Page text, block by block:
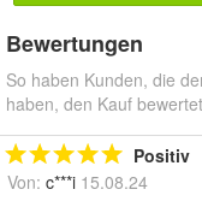
Bewertungen
So haben Kunden, die
haben, den Kauf
Positiv
Von: c***i 15.08.24